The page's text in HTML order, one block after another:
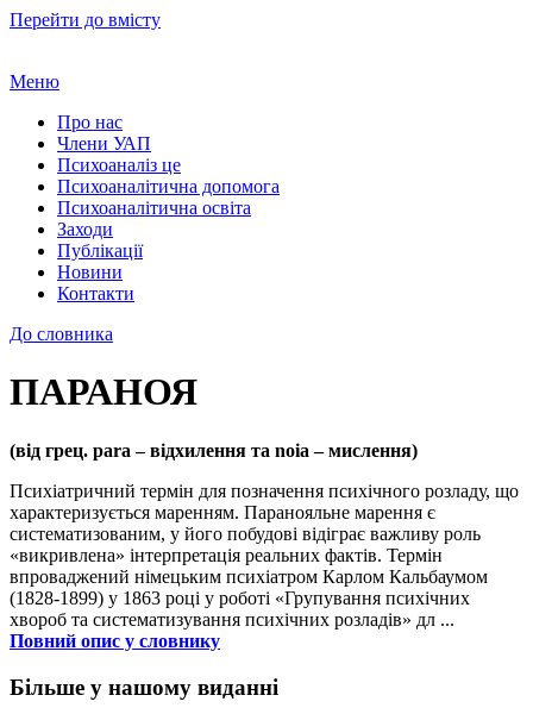
Перейти до вмісту
Меню
Про нас
Члени УАП
Психоаналіз це
Психоаналітична допомога
Психоаналітична освіта
Заходи
Публікації
Новини
Контакти
До словника
ПАРАНОЯ
(від грец. para – відхилення та noia – мислення)
Психіатричний термін для позначення психічного розладу, що
характеризується маренням. Паранояльне марення є
систематизованим, у його побудові відіграє важливу роль
«викривлена» інтерпретація реальних фактів. Термін
впроваджений німецьким психіатром Карлом Кальбаумом
(1828-1899) у 1863 році у роботі «Групування психічних
хвороб та систематизування психічних розладів» дл ...
Повний опис у словнику
Більше у нашому виданні